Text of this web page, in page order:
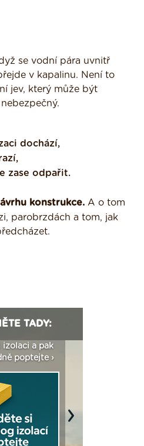
se vodní pára uvnitř
v kapalinu. Není to
jev, který může být
dochází,
zase odpařit.
konstrukce. A o tom
parobrzdách a tom, jak
TADY:
izolaci a pak
poptejte ›
Next